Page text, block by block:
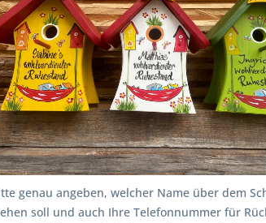
genau angeben, welcher Name über dem
soll und auch Ihre Telefonnummer für